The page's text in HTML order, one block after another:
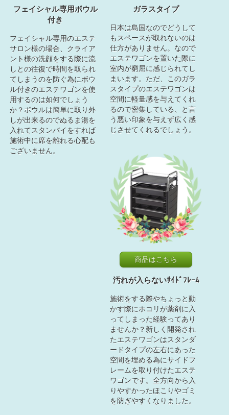
フェイシャル専用ボウル
付き
フェイシャル専用のエステ
サロン様の場合、クライア
ント様の洗顔をする際に流
しとの往復で時間を取られ
てしまうのを防ぐ為にボウ
ル付きのエステワゴンを使
用するのは如何でしょう
か？ボウルは簡単に取り外
しが出来るのでぬるま湯を
入れてスタンバイをすれば
施術中に席を離れる心配も
ございません。
ガラスタイプ
日本は島国なのでどうして
もスペースが取れないのは
仕方がありません。なので
エステワゴンを置いた際に
室内が窮屈に感じられてし
まいます。ただ、このガラ
スタイプのエステワゴンは
空間に軽量感を与えてくれ
るので密集している、と言
う悪い印象を与えず広く感
じさせてくれるでしょう。
商品はこちら
汚れが入らないｻｲﾄﾞﾌﾚｰﾑ
施術をする際やちょっと動
かす際にホコリが薬剤に入
ってしまった経験ってあり
ませんか？新しく開発され
たエステワゴンはスタンダ
ードタイプの左右にあった
空間を埋める為にサイドフ
レームを取り付けたエステ
ワゴンです。全方向から入
りやすかったほこりやゴミ
を防ぎやすくなりました。